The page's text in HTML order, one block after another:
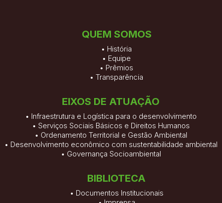
QUEM SOMOS
• História
• Equipe
• Prêmios
•Transparência
EIXOS DE ATUAÇÃO
• Infraestrutura e Logística para o desenvolvimento
• Serviços Sociais Básicos e Direitos Humanos
• Ordenamento Territorial e Gestão Ambiental
• Desenvolvimento econômico com sustentabilidade ambiental
• Governança Socioambiental
BIBLIOTECA
• Documentos Institucionais